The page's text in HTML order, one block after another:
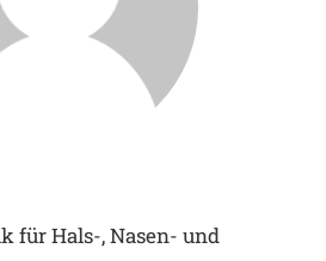
für Hals-, Nasen- und